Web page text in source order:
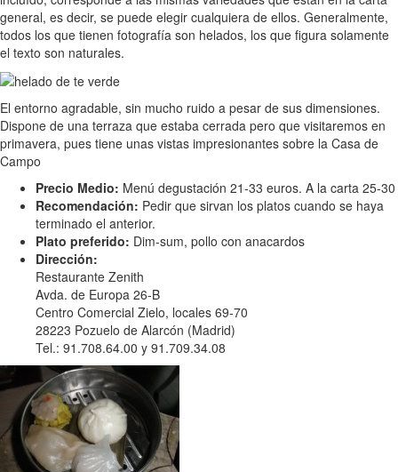
general, es decir, se puede elegir cualquiera de ellos. Generalmente,
todos los que tienen fotografía son helados, los que figura solamente
el texto son naturales.
El entorno agradable, sin mucho ruido a pesar de sus dimensiones.
Dispone de una terraza que estaba cerrada pero que visitaremos en
primavera, pues tiene unas vistas impresionantes sobre la Casa de
Campo
Precio Medio: Menú degustación 21-33 euros. A la carta 25-30
Recomendación: Pedir que sirvan los platos cuando se haya
terminado el anterior.
Plato preferido: Dim-sum, pollo con anacardos
Dirección:
Restaurante Zenith
Avda. de Europa 26-B
Centro Comercial Zielo, locales 69-70
28223 Pozuelo de Alarcón (Madrid)
Tel.: 91.708.64.00 y 91.709.34.08